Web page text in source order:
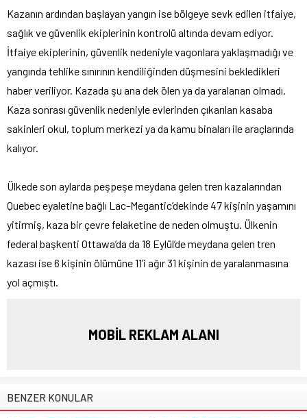
Kazanın ardından başlayan yangın ise bölgeye sevk edilen itfaiye,
sağlık ve güvenlik ekiplerinin kontrolü altında devam ediyor.
İtfaiye ekiplerinin, güvenlik nedeniyle vagonlara yaklaşmadığı ve
yangında tehlike sınırının kendiliğinden düşmesini bekledikleri
haber veriliyor. Kazada şu ana dek ölen ya da yaralanan olmadı.
Kaza sonrası güvenlik nedeniyle evlerinden çıkarılan kasaba
sakinleri okul, toplum merkezi ya da kamu binaları ile araçlarında
kalıyor.
Ülkede son aylarda peşpeşe meydana gelen tren kazalarından
Quebec eyaletine bağlı Lac-Megantic’dekinde 47 kişinin yaşamını
yitirmiş, kaza bir çevre felaketine de neden olmuştu. Ülkenin
federal başkenti Ottawa’da da 18 Eylül’de meydana gelen tren
kazası ise 6 kişinin ölümüne 11’i ağır 31 kişinin de yaralanmasına
yol açmıştı.
MOBİL REKLAM ALANI
BENZER KONULAR